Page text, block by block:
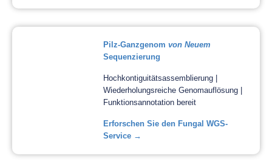
Pilz-Ganzgenom von Neuem
Sequenzierung
Hochkontiguitätsassemblierung |
Wiederholungsreiche Genomauflösung |
Funktionsannotation bereit
Erforschen Sie den Fungal WGS-
Service →